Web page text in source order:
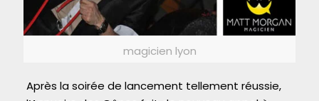
magicien lyon
Après la soirée de lancement tellement réussie,